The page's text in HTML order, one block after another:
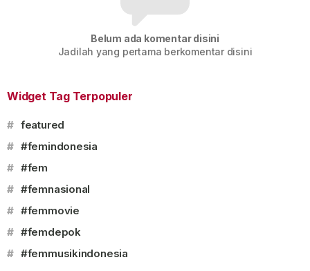
Belum ada komentar disini
Jadilah yang pertama berkomentar disini
Widget Tag Terpopuler
# featured
# #femindonesia
# #fem
# #femnasional
# #femmovie
# #femdepok
# #femmusikindonesia